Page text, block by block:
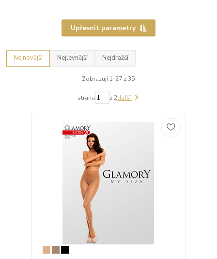
Upřesnit parametry
Nejnovější Nejlevnější Nejdražší
Zobrazuji 1-27 z 35
strana z 2další